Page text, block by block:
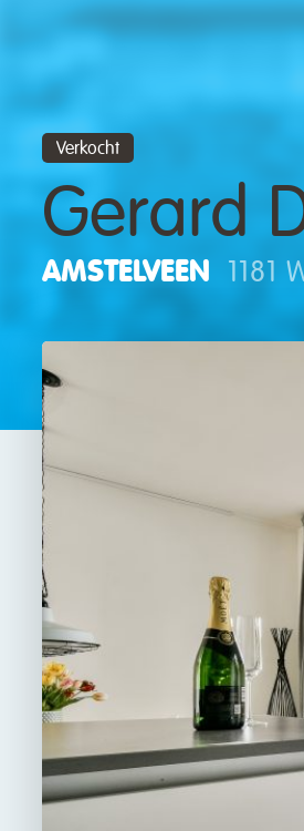
Verkocht
Gerard
AMSTELVEEN 1181